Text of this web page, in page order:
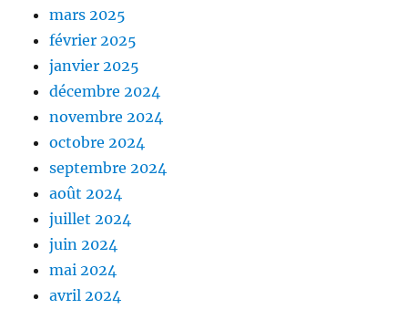
mars 2025
février 2025
janvier 2025
décembre 2024
novembre 2024
octobre 2024
septembre 2024
août 2024
juillet 2024
juin 2024
mai 2024
avril 2024